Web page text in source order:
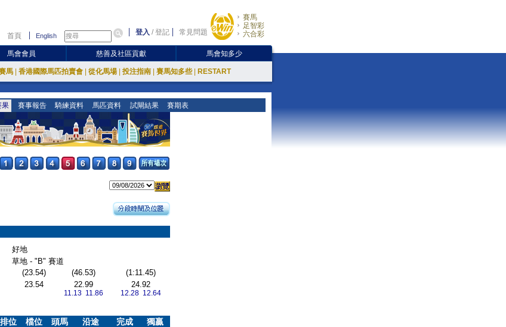
首頁 English 登入 /登記 常見問題
賽馬
足智彩
六合彩
馬會會員 慈善及社區貢獻 馬會知多少
馬 香港國際馬匹拍賣會 從化馬場 投注指南 賽馬知多些 RESTART
果 賽事報告 騎練資料 馬匹資料 試閘結果 賽期表
好地
草地 - "B" 賽道
(23.54) (46.53)
(1:11.45)
23.54 22.99
11.13 11.86
24.92
12.28 12.64
排位
檔位
頭馬
沿途
完成
獨贏